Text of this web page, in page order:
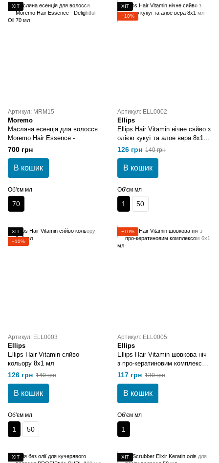
ХІТ
Артикул: MRM15
Moremo
Масляна есенція для волосся
Moremo Hair Essence -
Delightful Oil 70 мл
700 грн
В кошик
Об'єм мл
70
ХІТ
−10%
Артикул: ELL0002
Ellips
Ellips Hair Vitamin нічне сяйво з
олією кукуї та алое вера 8х1
мл
126 грн 140 грн
В кошик
Об'єм мл
1 50
ХІТ
−10%
Артикул: ELL0003
Ellips
Ellips Hair Vitamin сяйво
кольору 8х1 мл
126 грн 140 грн
В кошик
Об'єм мл
1 50
−10%
Артикул: ELL0005
Ellips
Ellips Hair Vitamin шовкова ніч
з про-кератиновим комплексом
6x1 мл
117 грн 130 грн
В кошик
Об'єм мл
1
ХІТ ХІТ